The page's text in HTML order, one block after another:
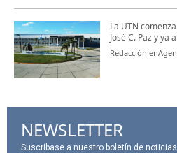
La UTN
José C. Paz y ya
Redacción
NEWSLETTER
Suscríbase a nuestro boletín de noticias